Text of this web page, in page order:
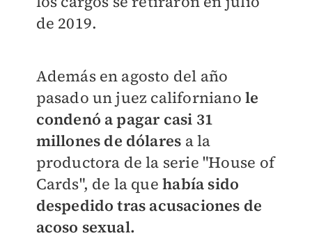
de 2019.
Además en agosto del año
pasado un juez californianole
condenó a pagar casi 31
millones de dólares a la
productora de la serie "House of
Cards", de la quehabía sido
despedido tras acusaciones de
acoso sexual.